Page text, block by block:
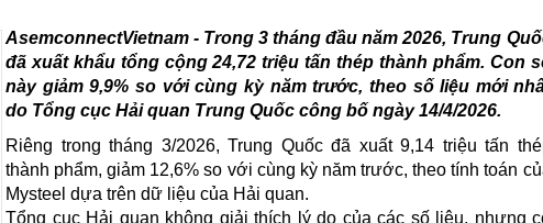
AsemconnectVietnam - Trong 3 tháng đầu năm 2026, Trung
đã xuất khẩu tổng cộng 24,72 triệu tấn thép thành phẩm. Con
này giảm 9,9% so với cùng kỳ năm trước, theo số liệu mới
do Tổng cục Hải quan Trung Quốc công bố ngày 14/4/2026.
Riêng trong tháng 3/2026, Trung Quốc đã xuất 9,14 triệu tấn
thành phẩm, giảm 12,6% so với cùng kỳ năm trước, theo tính toán
Mysteel dựa trên dữ liệu của Hải quan.
Tổng cục Hải quan không giải thích lý do của các số liệu, nhưng